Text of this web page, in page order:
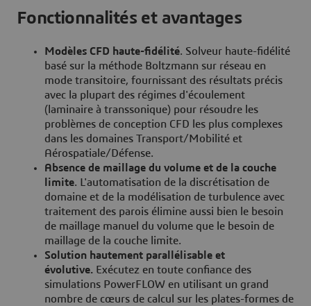
Fonctionnalités et avantages
Modèles CFD haute-fidélité. Solveur haute-fidélité
basé sur la méthode Boltzmann sur réseau en
mode transitoire, fournissant des résultats précis
avec la plupart des régimes d'écoulement
(laminaire à transsonique) pour résoudre les
problèmes de conception CFD les plus complexes
dans les domaines Transport/Mobilité et
Aérospatiale/Défense.
Absence de maillage du volume et de la couche
limite. L'automatisation de la discrétisation de
domaine et de la modélisation de turbulence avec
traitement des parois élimine aussi bien le besoin
de maillage manuel du volume que le besoin de
maillage de la couche limite.
Solution hautement parallélisable et
évolutive. Exécutez en toute confiance des
simulations PowerFLOW en utilisant un grand
nombre de cœurs de calcul sur les plates-formes de